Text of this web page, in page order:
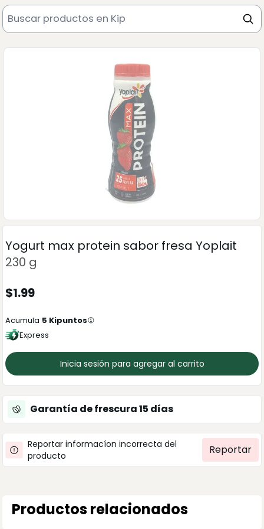
Yogurt max protein sabor fresa Yoplait
230 g
$1.99
Acumula 5 Kipuntos
Express
Inicia sesión para agregar al carrito
Garantía de frescura15 días
Reportar informacíon incorrecta del
producto
Reportar
Productos relacionados